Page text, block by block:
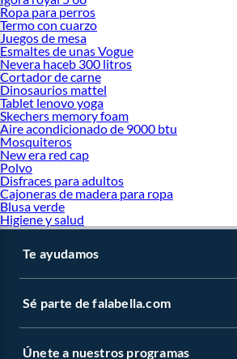
Ropa para perros
Termo con cuarzo
Juegos de mesa
Esmaltes de unas Vogue
Nevera haceb 300 litros
Cortador de carne
Dinosaurios mattel
Tablet lenovo yoga
Skechers memory foam
Aire acondicionado de 9000 btu
Mosquiteros
New era red cap
Polvo
Disfraces para adultos
Cajoneras de madera para ropa
Blusa verde
Higiene y salud
Te ayudamos
Sé parte de falabella.com
Únete a nuestros programas